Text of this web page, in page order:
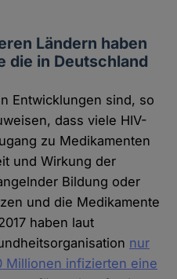
Ländern haben
die in Deutschland
Entwicklungen sind, so
dass viele HIV-
zu Medikamenten
und Wirkung der
Bildung oder
und die Medikamente
haben laut
nur
Millionen infizierten eine